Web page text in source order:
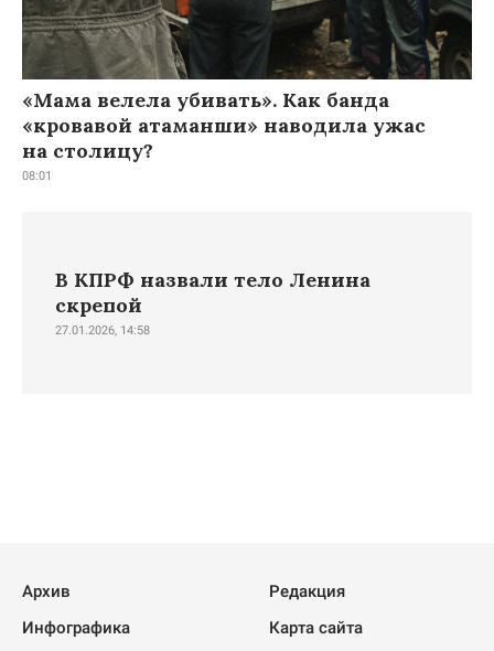
«Мама велела убивать». Как банда
«кровавой атаманши» наводила ужас
на столицу?
08:01
В КПРФ назвали тело Ленина
скрепой
27.01.2026, 14:58
Архив
Редакция
Инфографика
Карта сайта